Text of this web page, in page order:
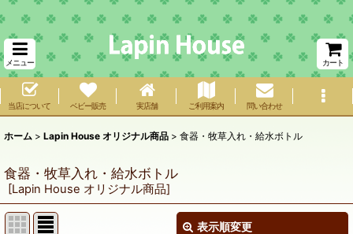
メニュー カート
当店について ベビー販売 実店舗 ご利用案内 問い合わせ
ホーム > Lapin House オリジナル商品 > 食器・牧草入れ・給水ボトル
食器・牧草入れ・給水ボトル
[Lapin House オリジナル商品]
表示順変更